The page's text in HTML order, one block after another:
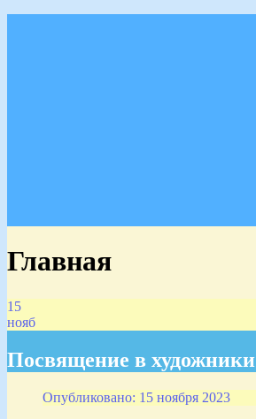
Главная
15
нояб
Посвящение в художники
Опубликовано: 15 ноября 2023